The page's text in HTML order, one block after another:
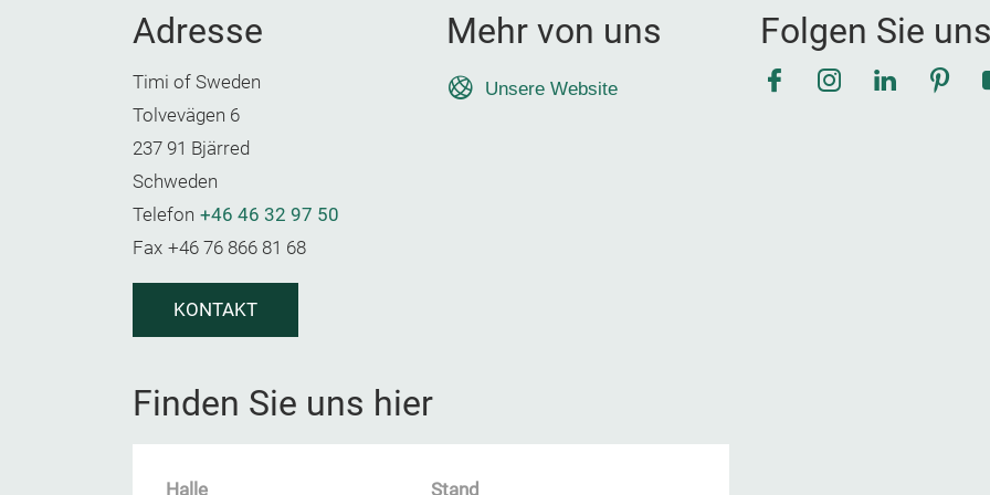
Adresse
Timi of Sweden
Tolvevägen 6
237 91 Bjärred
Schweden
Telefon +46 46 32 97 50
Fax +46 76 866 81 68
KONTAKT
Mehr von uns
Unsere Website
Folgen Sie uns
Facebook
Instagram
LinkedIn
Finden Sie uns hier
Halle Stand